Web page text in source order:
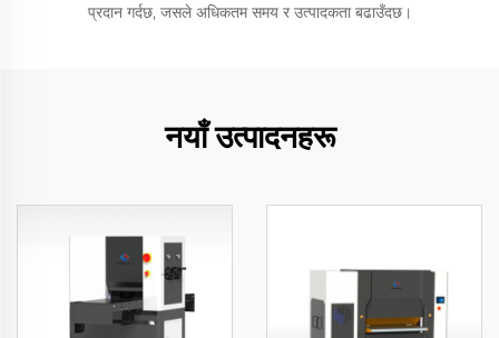
प्रदान गर्दछ, जसले अधिकतम समय र उत्पादकता बढाउँदछ।
नयाँ उत्पादनहरू